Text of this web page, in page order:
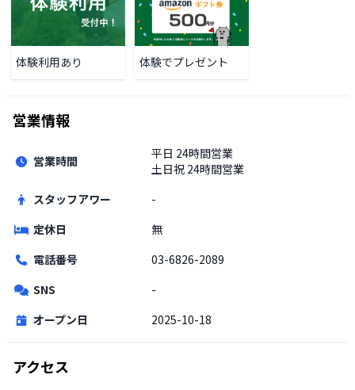
体験利用あり 体験でプレゼント
営業情報
営業時間 平日 24時間営業
土日祝 24時間営業
スタッフアワー
-
定休日
無
電話番号
03-6826-2089
SNS
-
オープン日
2025-10-18
アクセス